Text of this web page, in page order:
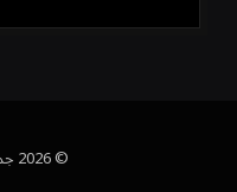
© 2026 جميع الحقوق محفوظة.